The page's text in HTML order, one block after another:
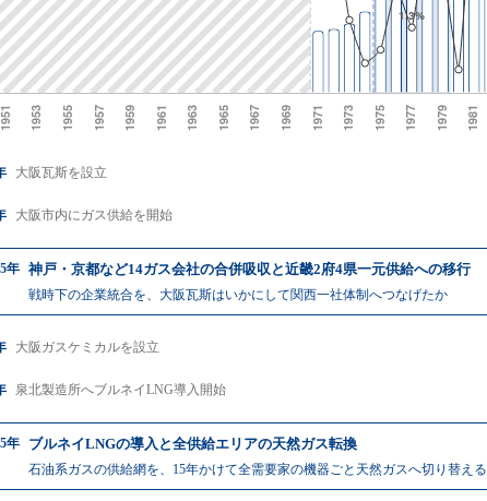
大阪瓦斯を設立
大阪市内にガス供給を開始
年 神戸・京都など14ガス会社の合併吸収と近畿2府4県一元供給への移行
戦時下の企業統合を、大阪瓦斯はいかにして関西一社体制へつなげたか
大阪ガスケミカルを設立
泉北製造所へブルネイLNG導入開始
年 ブルネイLNGの導入と全供給エリアの天然ガス転換
石油系ガスの供給網を、15年かけて全需要家の機器ごと天然ガスへ切り替